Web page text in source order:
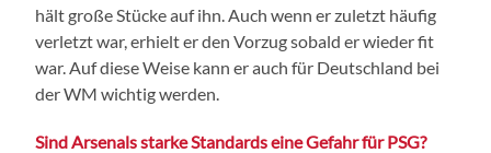
hält große Stücke auf ihn. Auch wenn er zuletzt häufig
verletzt war, erhielt er den Vorzug sobald er wieder fit
war. Auf diese Weise kann er auch für Deutschland bei
der WM wichtig werden.
Sind Arsenals starke Standards eine Gefahr für PSG?